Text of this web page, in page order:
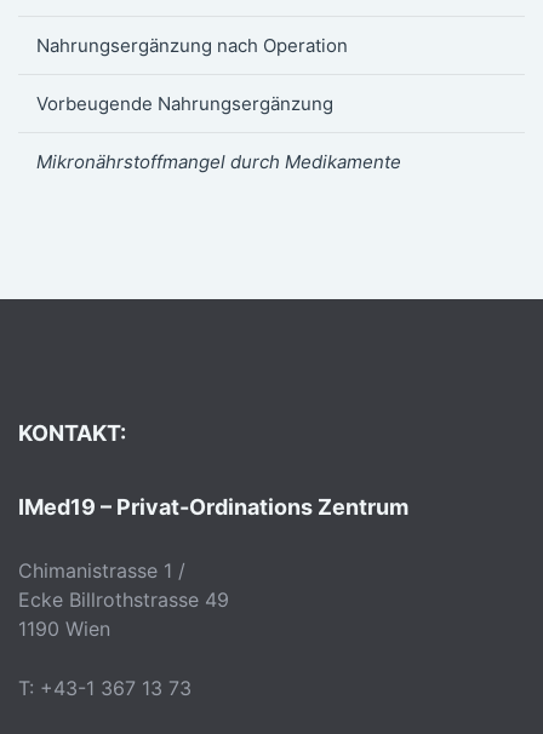
Nahrungsergänzung nach Operation
Vorbeugende Nahrungsergänzung
Mikronährstoffmangel durch Medikamente
KONTAKT:
IMed19 – Privat-Ordinations Zentrum
Chimanistrasse 1 /
Ecke Billrothstrasse 49
1190 Wien
T: +43-1 367 13 73